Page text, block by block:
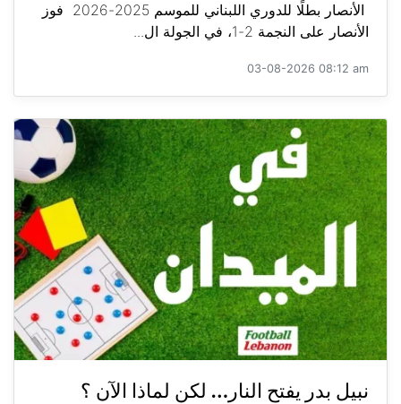
الأنصار بطلًا للدوري اللبناني للموسم 2025-2026 فوز
الأنصار على النجمة 2-1، في الجولة ال...
03-08-2026 08:12 am
نبيل بدر يفتح النار… لكن لماذا الآن ؟